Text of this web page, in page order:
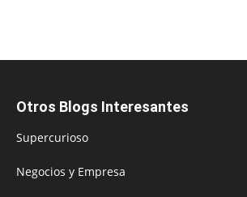
Otros Blogs Interesantes
Supercurioso
Negocios y Empresa